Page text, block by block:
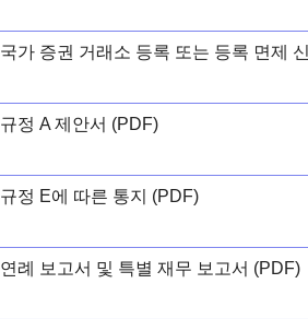
국가 증권 거래소 등록 또는 등록 면제
규정 A 제안서 (PDF)
규정 E에 따른 통지 (PDF)
연례 보고서 및 특별 재무 보고서 (PDF)